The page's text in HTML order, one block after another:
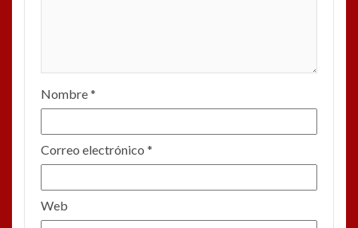
Nombre*
Correo electrónico *
Web